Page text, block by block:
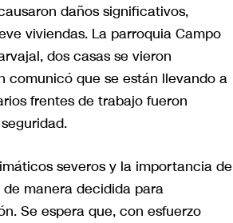
daños significativos,
viviendas. La parroquia Campo
dos casas se vieron
comunicó que se están llevando a
frentes de trabajo fueron
severos y la importancia de
manera decidida para
Se espera que, con esfuerzo